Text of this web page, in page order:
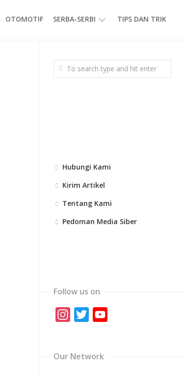
OTOMOTIF SERBA-SERBI
GAYA
HIDUP
TIPS DAN TRIK
Hubungi Kami
Kirim Artikel
Tentang Kami
Pedoman Media Siber
Follow us on
Instagram
Twitter
Our Network